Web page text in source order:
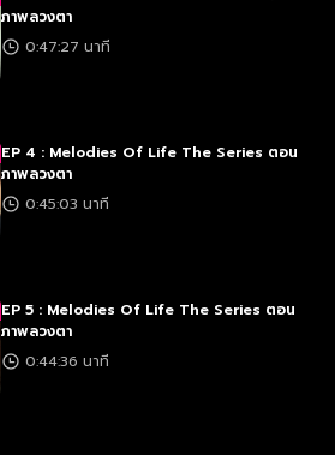
ภาพลวงตา
0:47:27 นาที
EP 4 : Melodies Of Life The Series ตอน
ภาพลวงตา
0:45:03 นาที
EP 5 : Melodies Of Life The Series ตอน
ภาพลวงตา
0:44:36 นาที